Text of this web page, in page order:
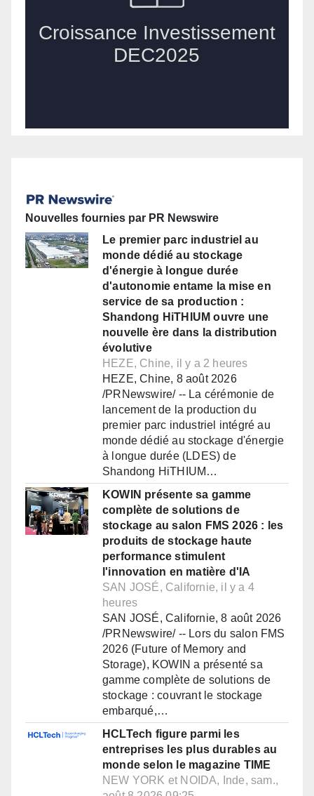
Nouvelles fournies par PR Newswire
Le premier parc industriel au
monde dédié au stockage
d'énergie à longue durée
d'autonomie entame la mise en
service de sa production :
Shandong HiTHIUM ouvre une
nouvelle ère dans la distribution
évolutive
HEZE, Chine, il y a 2 heures
HEZE, Chine, 8 août 2026
/PRNewswire/ -- La cérémonie de
lancement de la production du
premier parc industriel intégré au
monde dédié au stockage d'énergie
à longue durée (LDES) de
Shandong HiTHIUM…
KOWIN présente sa gamme
complète de solutions de
stockage au salon FMS 2026 : les
produits de stockage haute
performance stimulent
l'innovation en matière d'IA
SAN JOSÉ, Californie, il y a 4
heures
SAN JOSÉ, Californie, 8 août 2026
/PRNewswire/ -- Lors du salon FMS
2026 (Future of Memory and
Storage), KOWIN a présenté sa
gamme complète de solutions de
stockage : couvrant le stockage
embarqué,…
HCLTech figure parmi les
entreprises les plus durables au
monde selon le magazine TIME
NEW YORK et NOIDA, Inde, sam.,